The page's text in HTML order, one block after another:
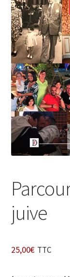
Login
Newsletter
Nous Contacter
Panier
Politique de
Qui sommes-
Soutien à
Suivi de la
juive
25,00€ TTC